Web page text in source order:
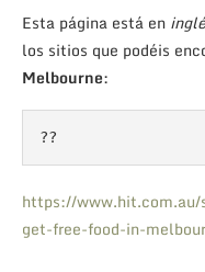
Esta página está en
los sitios que podéis
Melbourne:
??
https://
get-free-food-in-